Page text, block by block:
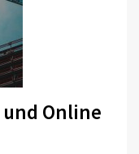
Online